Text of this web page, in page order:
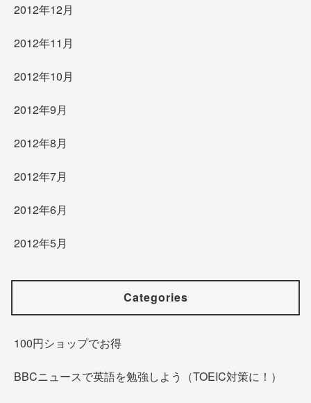
2012年12月
2012年11月
2012年10月
2012年9月
2012年8月
2012年7月
2012年6月
2012年5月
Categories
100円ショップでお得
BBCニュースで英語を勉強しよう（TOEIC対策に！）